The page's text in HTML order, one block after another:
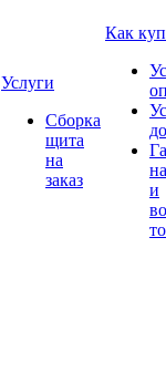
Услуги
Сборка
щита
на
заказ
Как
и